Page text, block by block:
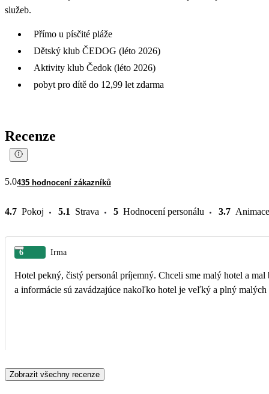
služeb.
Přímo u písčité pláže
Dětský klub ČEDOG (léto 2026)
Aktivity klub Čedok (léto 2026)
pobyt pro dítě do 12,99 let zdarma
Recenze
5.0435 hodnocení zákazníků
4.7 Pokoj 5.1 Strava 5 Hodnocení personálu 3.7 Animace
6 Irma
Hotel pekný, čistý personál príjemný. Chceli sme malý hotel a mal byť 16+ takže sme boli sklamaný
a informácie sú zavádzajúce nakoľko hotel je veľký a plný malých
Zobrazit všechny recenze